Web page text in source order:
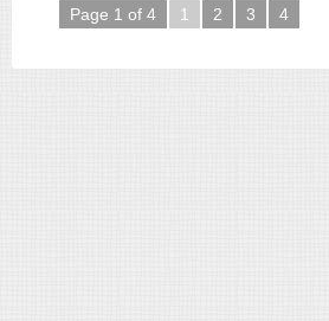
Page 1 of 4 1 2 3 4